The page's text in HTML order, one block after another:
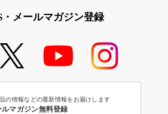
・メールマガジン登録
の情報などの最新情報をお届けします
ルマガジン無料登録